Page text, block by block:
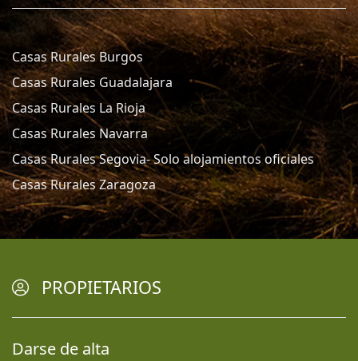
Casas Rurales Burgos
Casas Rurales Guadalajara
Casas Rurales La Rioja
Casas Rurales Navarra
Casas Rurales Segovia- Solo alojamientos oficiales
Casas Rurales Zaragoza
PROPIETARIOS
Darse de alta